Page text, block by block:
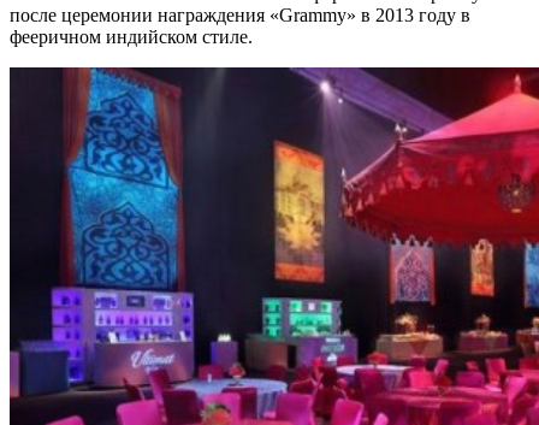
после церемонии награждения «Grammy» в 2013 году в
фееричном индийском стиле.